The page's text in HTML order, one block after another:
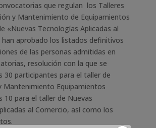
que regulan los Talleres
y Mantenimiento de Equipamientos
«Nuevas Tecnologías Aplicadas al
han aprobado los listados definitivos
de las personas admitidas en
resolución con la que se
30 participantes para el taller de
Mantenimiento Equipamientos
10 para el taller de Nuevas
al Comercio, así como los